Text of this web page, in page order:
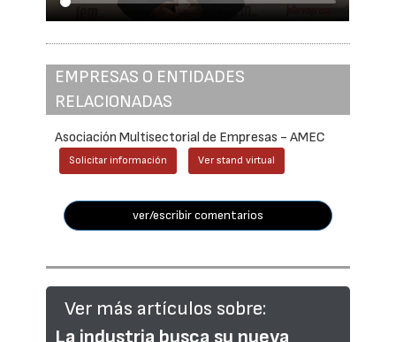
EMPRESAS O ENTIDADES
RELACIONADAS
Asociación Multisectorial de Empresas - AMEC
Solicitar información Ver stand virtual
ver/escribir comentarios
Ver más artículos sobre: